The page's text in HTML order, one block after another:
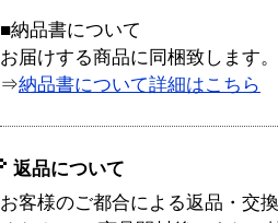
■納品書について
お届けする商品に同梱致します。
⇒納品書について詳細はこちら
返品について
お客様のご都合による返品・交